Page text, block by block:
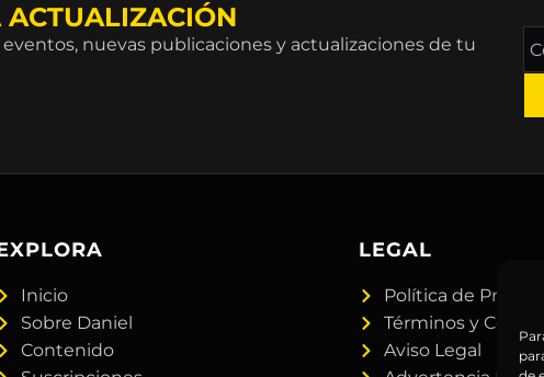
nuevas publicaciones y actualizaciones de tu
*
Inicio
Sobre Daniel
Contenido
LEGAL
Política de
Términos y
Aviso Legal